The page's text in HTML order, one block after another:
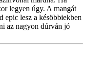
legyen úgy. A mangát
epic lesz a késöbbiekben
az nagyon dúrván jó